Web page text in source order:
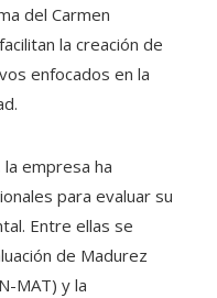
del Carmen
la creación de
enfocados en la
la empresa ha
para evaluar su
Entre ellas se
de Madurez
MAT) y la